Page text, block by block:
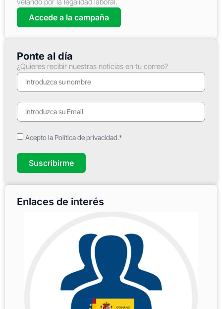
Accede a la campaña
Ponte al día
¿Quieres recibir nuestras noticias en tu correo?
Acepto la Política de privacidad.*
Suscribirme
Enlaces de interés